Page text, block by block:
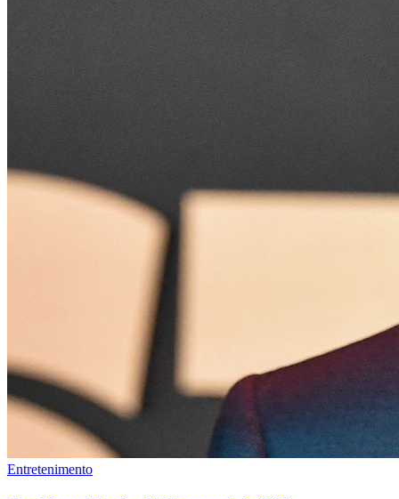
Entretenimento